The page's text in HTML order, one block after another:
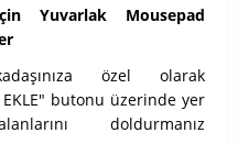
Yuvarlak Mousepad
özel olarak
EKLE" butonu üzerinde yer
doldurmanız